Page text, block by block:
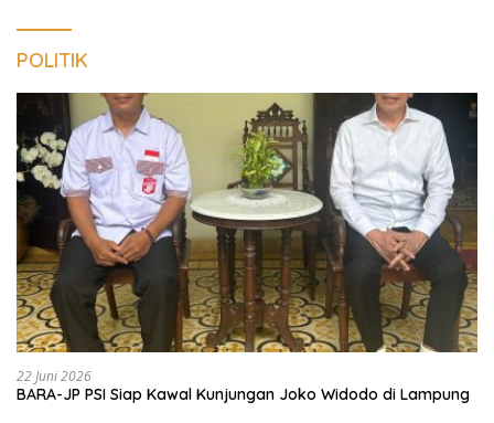
POLITIK
22 Juni 2026
BARA-JP PSI Siap Kawal Kunjungan Joko Widodo di Lampung